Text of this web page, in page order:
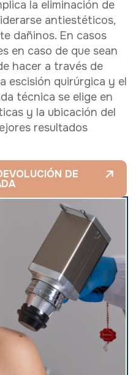
la eliminación de
antiestéticos,
dañinos. En casos
en caso de que sean
hacer a través de
escisión quirúrgica y el
técnica se elige en
y la ubicación del
resultados
DE